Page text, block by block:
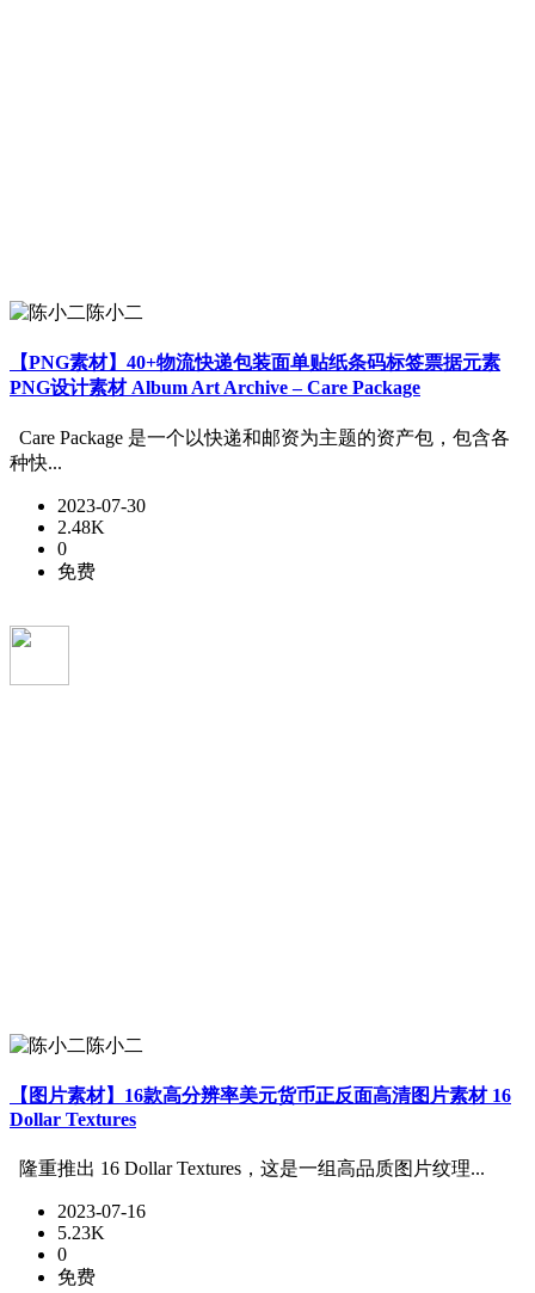
陈小二
【PNG素材】40+物流快递包装面单贴纸条码标签票据元素
PNG设计素材 Album Art Archive – Care Package
Care Package 是一个以快递和邮资为主题的资产包，包含各
种快...
2023-07-30
2.48K
0
免费
陈小二
【图片素材】16款高分辨率美元货币正反面高清图片素材 16
Dollar Textures
隆重推出 16 Dollar Textures，这是一组高品质图片纹理...
2023-07-16
5.23K
0
免费